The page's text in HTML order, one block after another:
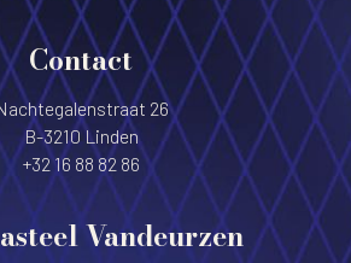
Contact
26
B-3210 Linden
+32 16 88 82 86
Vandeurzen